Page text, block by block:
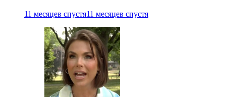
11 месяцев спустя11 месяцев спустя